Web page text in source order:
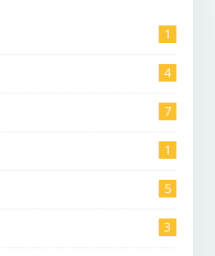
1
4
7
1
5
3